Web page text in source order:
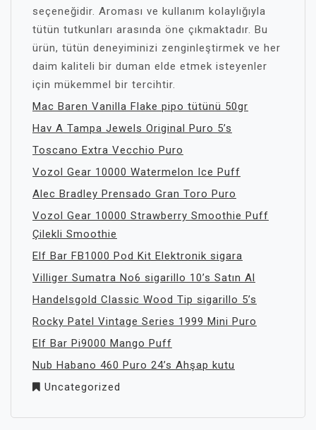
seçeneğidir. Aroması ve kullanım kolaylığıyla
tütün tutkunları arasında öne çıkmaktadır. Bu
ürün, tütün deneyiminizi zenginleştirmek ve her
daim kaliteli bir duman elde etmek isteyenler
için mükemmel bir tercihtir.
Mac Baren Vanilla Flake pipo tütünü 50gr
Hav A Tampa Jewels Original Puro 5’s
Toscano Extra Vecchio Puro
Vozol Gear 10000 Watermelon Ice Puff
Alec Bradley Prensado Gran Toro Puro
Vozol Gear 10000 Strawberry Smoothie Puff
Çilekli Smoothie
Elf Bar FB1000 Pod Kit Elektronik sigara
Villiger Sumatra No6 sigarillo 10’s Satın Al
Handelsgold Classic Wood Tip sigarillo 5’s
Rocky Patel Vintage Series 1999 Mini Puro
Elf Bar Pi9000 Mango Puff
Nub Habano 460 Puro 24’s Ahşap kutu
Uncategorized